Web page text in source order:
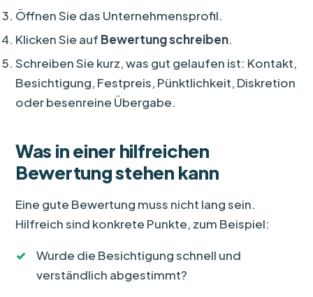
Öffnen Sie das Unternehmensprofil.
Klicken Sie auf Bewertung schreiben.
Schreiben Sie kurz, was gut gelaufen ist: Kontakt,
Besichtigung, Festpreis, Pünktlichkeit, Diskretion
oder besenreine Übergabe.
Was in einer hilfreichen
Bewertung stehen kann
Eine gute Bewertung muss nicht lang sein.
Hilfreich sind konkrete Punkte, zum Beispiel:
Wurde die Besichtigung schnell und
verständlich abgestimmt?